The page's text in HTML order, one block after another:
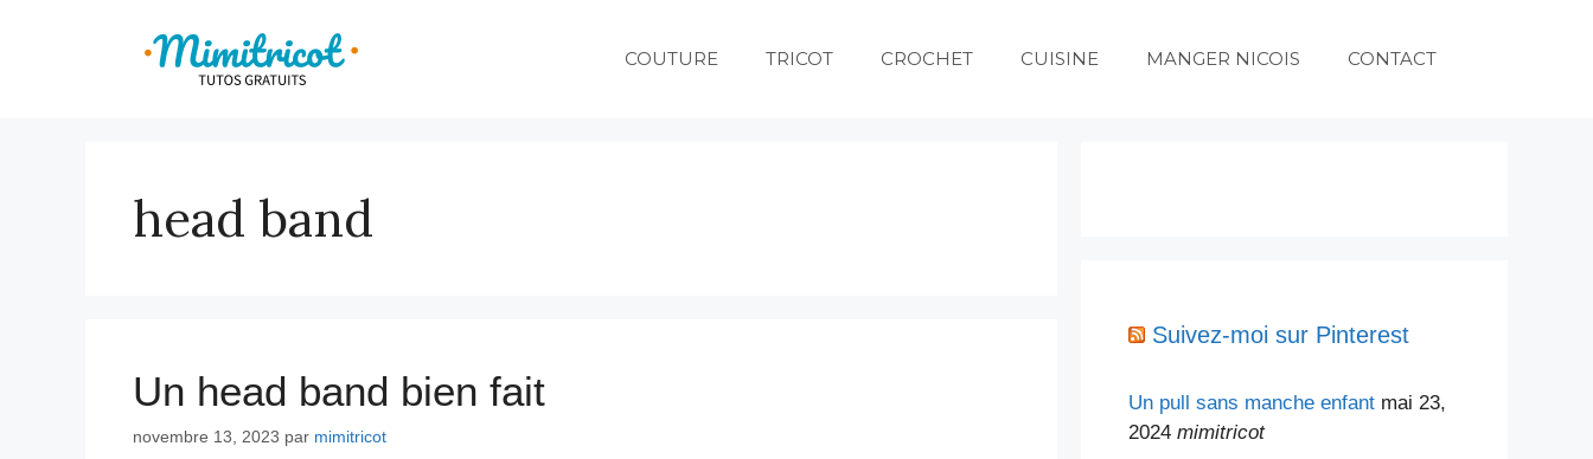
COUTURE TRICOT CROCHET CUISINE MANGER NICOIS CONTACT
head band
Un head band bien fait
novembre 13, 2023 par mimitricot
Suivez-moi sur Pinterest
Un pull sans manche enfant mai 23,
2024 mimitricot